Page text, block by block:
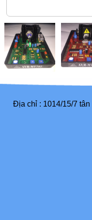
Địa chỉ : 1014/15/7 tân